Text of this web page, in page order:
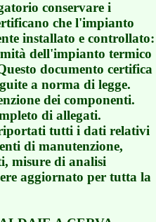
conservare i
che l'impianto
installato e controllato:
dell'impianto termico
documento certifica
a norma di legge.
dei componenti.
di allegati.
tutti i dati relativi
di manutenzione,
misure di analisi
aggiornato per tutta la